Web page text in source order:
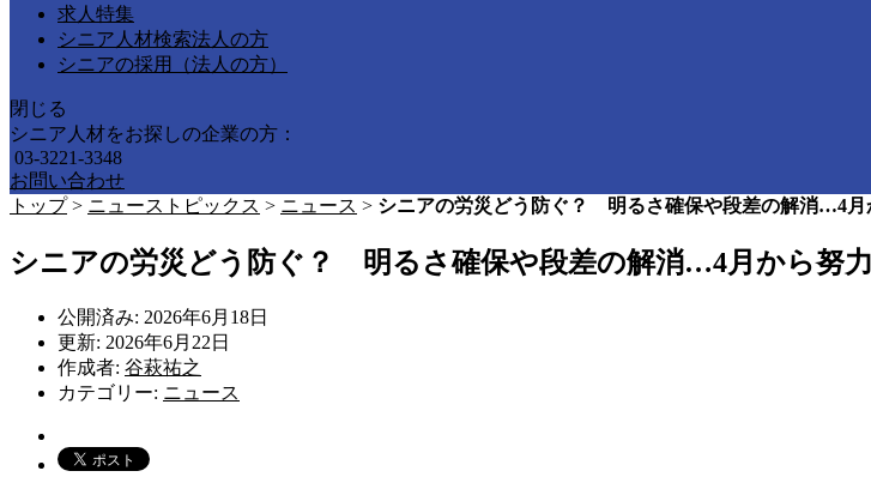
求人特集
シニア人材検索法人の方
シニアの採用（法人の方）
閉じる
シニア人材をお探しの企業の方：
03-3221-3348
お問い合わせ
トップ> ニューストピックス > ニュース > シニアの労災どう防ぐ？ 明るさ確保や段差の解消…4月
シニアの労災どう防ぐ？ 明るさ確保や段差の解消…4月から努
公開済み: 2026年6月18日
更新: 2026年6月22日
作成者: 谷萩祐之
カテゴリー: ニュース